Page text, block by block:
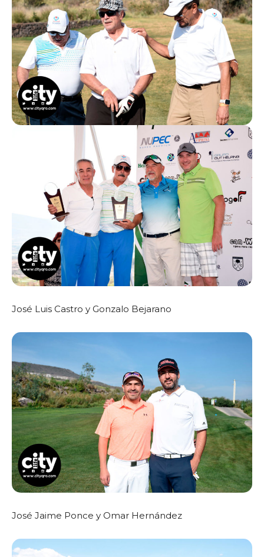
José Luis Castro y Gonzalo Bejarano
José Jaime Ponce y Omar Hernández